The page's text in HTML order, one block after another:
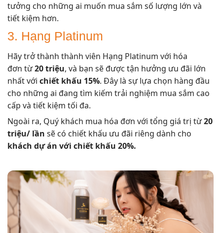
tưởng cho những ai muốn mua sắm số lượng lớn và
tiết kiệm hơn.
3. Hạng Platinum
Hãy trở thành thành viên Hạng Platinum với hóa
đơn từ20 triệu, và bạn sẽ được tận hưởng ưu đãi lớn
nhất với chiết khấu 15%. Đây là sự lựa chọn hàng đầu
cho những ai đang tìm kiếm trải nghiệm mua sắm cao
cấp và tiết kiệm tối đa.
Ngoài ra, Quý khách mua hóa đơn với tổng giá trị từ20
triệu/ lần sẽ có chiết khấu ưu đãi riêng dành cho
khách dự án với chiết khấu 20%.